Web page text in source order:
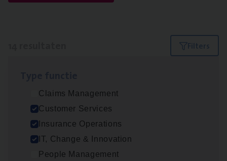
Filters
Claims Management
Customer Services
Insurance Operations
IT, Change & Innovation
People Management
Cor­po­ra­te Insu­ran­ce Bro­ker Property
Antwerpen